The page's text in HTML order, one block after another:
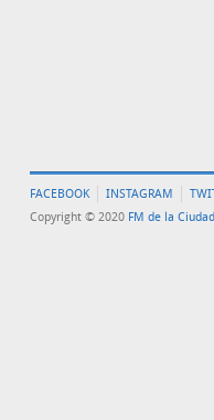
FACEBOOK INSTAGRAM
Copyright © 2020 FM de la